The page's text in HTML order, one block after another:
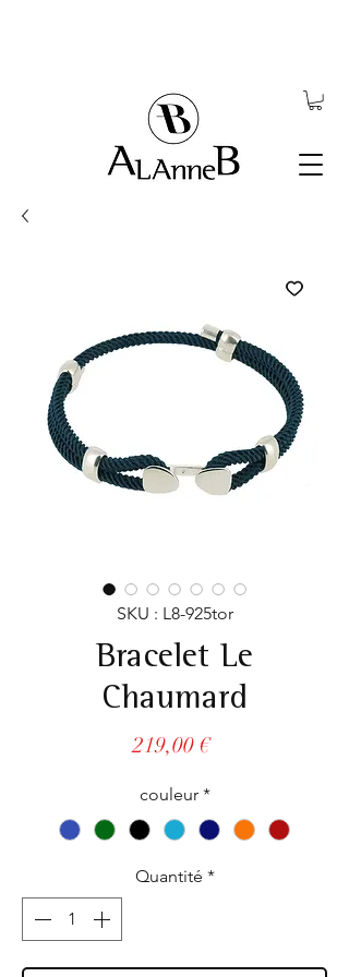
SKU : L8-925tor
Bracelet Le
Chaumard
219,00 €Prix
couleur *
Quantité *